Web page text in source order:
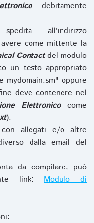
debitamente
all'indirizzo
come mittente la
Contactdel modulo
un testo appropriato
mydomain.sm" oppure
deve contenere nel
Elettronicocome
).
con allegati e/o altre
dalla email del
da compilare, può
link:Modulo di